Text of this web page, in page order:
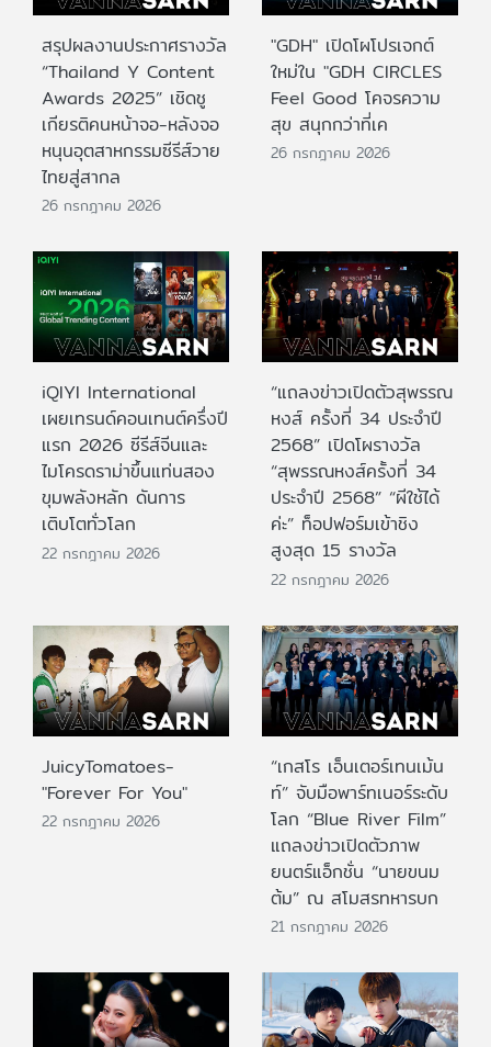
สรุปผลงานประกาศรางวัล
“Thailand Y Content
Awards 2025” เชิดชู
เกียรติคนหน้าจอ-หลังจอ
หนุนอุตสาหกรรมซีรีส์วาย
ไทยสู่สากล
26 กรกฎาคม 2026
"GDH" เปิดโผโปรเจกต์
ใหม่ใน "GDH CIRCLES
Feel Good โคจรความ
สุข สนุกกว่าที่เค
26 กรกฎาคม 2026
iQIYI International
เผยเทรนด์คอนเทนต์ครึ่งปี
แรก 2026 ซีรีส์จีนและ
ไมโครดราม่าขึ้นแท่นสอง
ขุมพลังหลัก ดันการ
เติบโตทั่วโลก
22 กรกฎาคม 2026
“แถลงข่าวเปิดตัวสุพรรณ
หงส์ ครั้งที่ 34 ประจำปี
2568” เปิดโผรางวัล
“สุพรรณหงส์ครั้งที่ 34
ประจำปี 2568” “ผีใช้ได้
ค่ะ” ท็อปฟอร์มเข้าชิง
สูงสุด 15 รางวัล
22 กรกฎาคม 2026
JuicyTomatoes-
"Forever For You"
22 กรกฎาคม 2026
“เกสโร เอ็นเตอร์เทนเม้น
ท์” จับมือพาร์ทเนอร์ระดับ
โลก “Blue River Film”
แถลงข่าวเปิดตัวภาพ
ยนตร์แอ็กชั่น “นายขนม
ต้ม” ณ สโมสรทหารบก
21 กรกฎาคม 2026